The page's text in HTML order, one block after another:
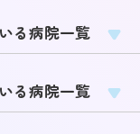
る病院一覧
る病院一覧